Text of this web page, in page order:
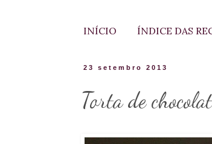
INÍCIO ÍNDICE DAS
23 setembro 2013
Torta de